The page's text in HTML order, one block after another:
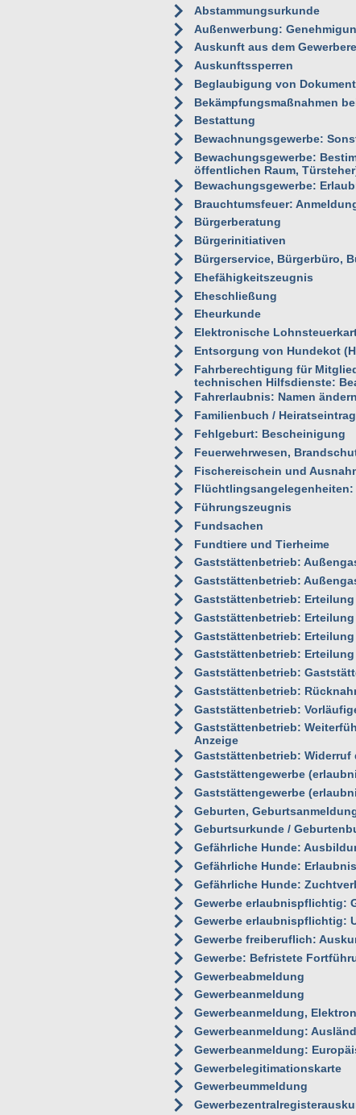
Abstammungsurkunde
Außenwerbung:
Auskunft aus dem
Auskunftssperren
Beglaubigung von
Bekämpfungsmaßnahmen
Bestattung
Bewachnungsgewerbe:
Bewachungsgewerbe:
öffentlichen Raum,
Bewachungsgewerbe:
Brauchtumsfeuer:
Bürgerberatung
Bürgerinitiativen
Bürgerservice, Bürgerbüro,
Ehefähigkeitszeugnis
Eheschließung
Eheurkunde
Elektronische
Entsorgung von Hundekot
Fahrberechtigung für
technischen Hilfsdienste:
Fahrerlaubnis: Namen ändern
Familienbuch / Heiratseintrag
Fehlgeburt: Bescheinigung
Feuerwehrwesen,
Fischereischein und
Führungszeugnis
Fundsachen
Fundtiere und Tierheime
Gaststättenbetrieb:
Gaststättenbetrieb:
Gaststättenbetrieb:
Gaststättenbetrieb:
Gaststättenbetrieb:
Gaststättenbetrieb:
Gaststättenbetrieb:
Gaststättenbetrieb:
Gaststättenbetrieb:
Gaststättenbetrieb:
Anzeige
Gaststättenbetrieb:
Gaststättengewerbe
Gaststättengewerbe
Geburten,
Geburtsurkunde /
Gefährliche Hunde:
Gefährliche Hunde:
Gefährliche Hunde:
Gewerbe erlaubnispflichtig:
Gewerbe erlaubnispflichtig:
Gewerbe freiberuflich:
Gewerbe: Befristete
Gewerbeabmeldung
Gewerbeanmeldung
Gewerbeanmeldung,
Gewerbeanmeldung:
Gewerbeanmeldung:
Gewerbelegitimationskarte
Gewerbeummeldung